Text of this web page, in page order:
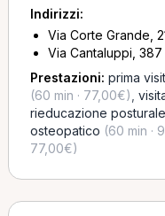
Indirizzi:
Via Corte Grande,
Via Cantaluppi,
Prestazioni: prima
(60 min · 77,00€)
rieducazione posturale
osteopatico (60 min ·
77,00€)